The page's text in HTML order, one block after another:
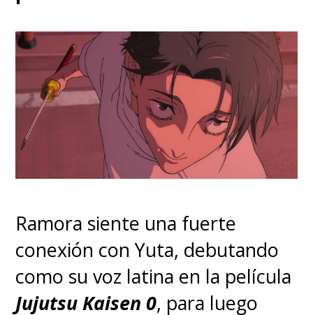
Ramora siente una fuerte
conexión con Yuta, debutando
como su voz latina en la película
Jujutsu Kaisen 0, para luego